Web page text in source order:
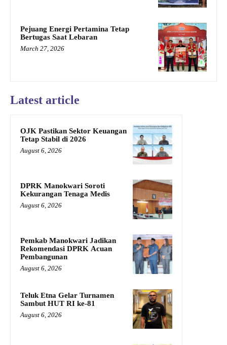
Pejuang Energi Pertamina Tetap
Bertugas Saat Lebaran
March 27, 2026
Latest article
OJK Pastikan Sektor Keuangan
Tetap Stabil di 2026
August 6, 2026
DPRK Manokwari Soroti
Kekurangan Tenaga Medis
August 6, 2026
Pemkab Manokwari Jadikan
Rekomendasi DPRK Acuan
Pembangunan
August 6, 2026
Teluk Etna Gelar Turnamen
Sambut HUT RI ke-81
August 6, 2026